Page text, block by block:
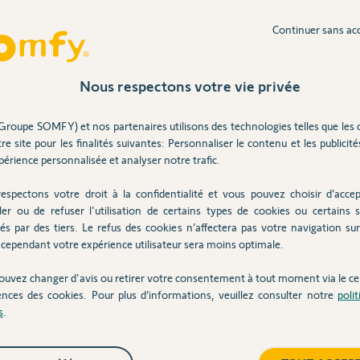
à zéro du module mais cela ne
4 ans
suite à la remise à zéro?
Nous respectons votre vie privée
SOMFY) et nos partenaires utilisons des technologies telles que les
site pour les finalités suivantes: Personnaliser le contenu et les
personnalisée et analyser notre trafic.
votre droit à la confidentialité et vous pouvez choisir
ou de refuser l'utilisation de certains types de cookies ou certains
par des tiers. Le refus des cookies n’affectera pas votre navigation
votre expérience utilisateur sera moins optimale.
changer d'avis ou retirer votre consentement à tout moment via le
des cookies. Pour plus d’informations, veuillez consulter notre
Continuer sans